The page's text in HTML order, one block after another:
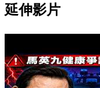
延伸影片